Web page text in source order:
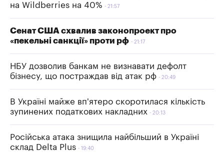
на Wildberries на 40%
21:57
Сенат США схвалив законопроект про
«пекельні санкції» проти рф
21:17
НБУ дозволив банкам не визнавати дефолт
бізнесу, що постраждав від атак рф
20:49
В Україні майже вп'ятеро скоротилася кількість
зупинених податкових накладних
20:13
Російська атака знищила найбільший в Україні
склад Delta Plus
19:40